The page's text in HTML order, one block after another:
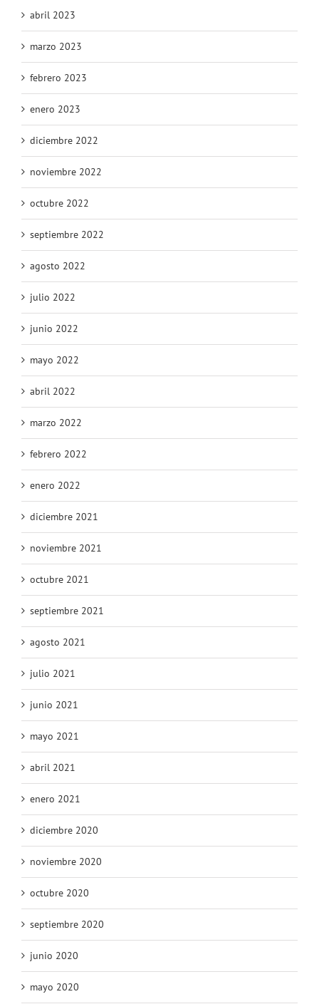
abril 2023
marzo 2023
febrero 2023
enero 2023
diciembre 2022
noviembre 2022
octubre 2022
septiembre 2022
agosto 2022
julio 2022
junio 2022
mayo 2022
abril 2022
marzo 2022
febrero 2022
enero 2022
diciembre 2021
noviembre 2021
octubre 2021
septiembre 2021
agosto 2021
julio 2021
junio 2021
mayo 2021
abril 2021
enero 2021
diciembre 2020
noviembre 2020
octubre 2020
septiembre 2020
junio 2020
mayo 2020